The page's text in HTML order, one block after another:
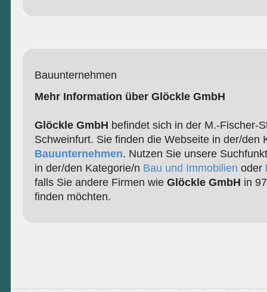
Bauunternehmen
Mehr Information über Glöckle GmbH
Glöckle GmbH befindet sich in der M.-Fischer-
Schweinfurt. Sie finden die Webseite in der/den
Bauunternehmen. Nutzen Sie unsere
in der/den Kategorie/n Bau und Immobilien oder
falls Sie andere Firmen wie Glöckle GmbH in
finden möchten.